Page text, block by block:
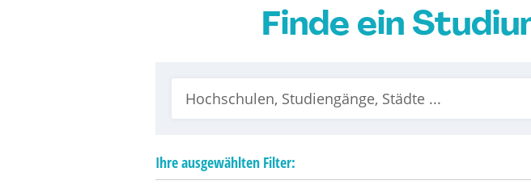
Finde ein
Ihreausgewählten Filter: